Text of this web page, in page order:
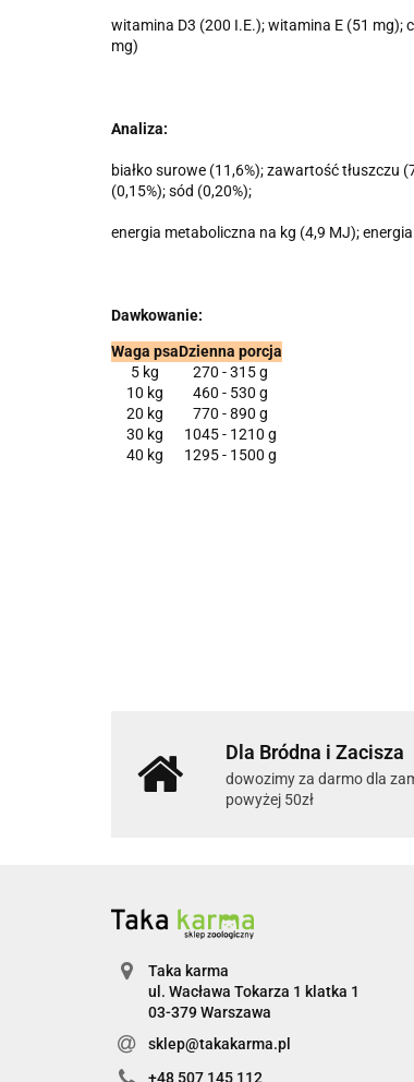
witamina D3 (200 I.E.); witamina E (51
mg)
Analiza:
białko surowe (11,6%); zawartość tłuszczu
(0,15%); sód (0,20%);
energia metaboliczna na kg (4,9 MJ);
Dawkowanie:
Waga psaDzienna porcja
5 kg
270 - 315 g
10 kg
460 - 530 g
20 kg
770 - 890 g
30 kg
1045 - 1210 g
40 kg
1295 - 1500 g
Dla Bródna i Zacisza
dowozimy za darmo dla
powyżej 50zł
Taka karma
ul. Wacława Tokarza 1 klatka 1
03-379 Warszawa
sklep@takakarma.pl
+48 507 145 112